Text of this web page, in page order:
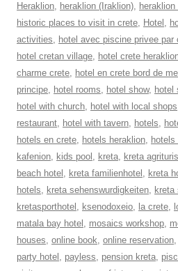
Heraklion, heraklion (Iraklion),
historic places to visit in crete, Hotel ,
activities, hotel avec piscine privee par
hotel cretan village, hotel crete
charme crete, hotel en crete bord de
principe, hotel rooms, hotel show, hotel
hotel with church, hotel with local shops
restaurant, hotel with tavern, hotels,
hotels en crete, hotels heraklion, hotels
kafenion, kids pool , kreta, kreta
beach hotel , kreta familienhotel , kreta
hotels, kreta sehenswurdigkeiten, kreta
kretasporthotel , ksenodoxeio, la crete,
matala bay hotel , mosaics workshop,
houses, online book, online reservation,
party hotel , payless, pension kreta,